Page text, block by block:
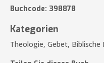
Buchcode: 398878
Kategorien
Theologie, Gebet, Biblische